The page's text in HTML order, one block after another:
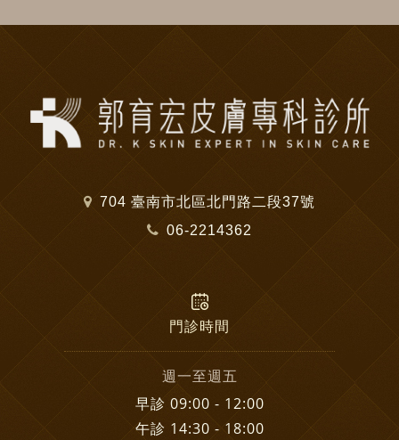
06-2214362
門診時間
早診 09:00 - 12:00
午診 14:30 - 18:00
晚診 18:00 - 21:00